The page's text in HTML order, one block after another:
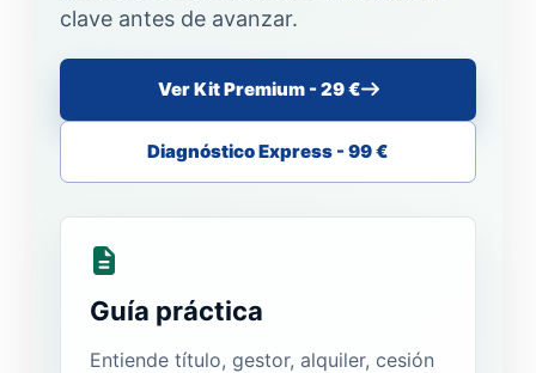
clave antes de avanzar.
Ver Kit Premium - 29 €
Diagnóstico Express - 99 €
Guía práctica
Entiende título, gestor, alquiler, cesión